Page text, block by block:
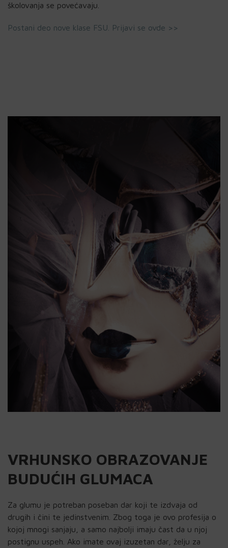
školovanja se povećavaju.
Postani deo nove klase FSU. Prijavi se ovde >>
VRHUNSKO OBRAZOVANJE
BUDUĆIH GLUMACA
Za glumu je potreban poseban dar koji te izdvaja od
drugih i čini te jedinstvenim. Zbog toga je ovo profesija o
kojoj mnogi sanjaju, a samo najbolji imaju čast da u njoj
postignu uspeh. Ako imate ovaj izuzetan dar, želju za